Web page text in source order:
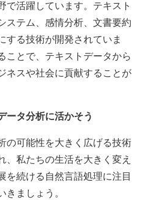
で活躍しています。テキスト
ステム、感情分析、文書要約
する技術が開発されていま
ことで、テキストデータから
ネスや社会に貢献することが
ータ分析に活かそう
の可能性を大きく広げる技術
、私たちの生活を大きく変え
を続ける自然言語処理に注目
ましょう。